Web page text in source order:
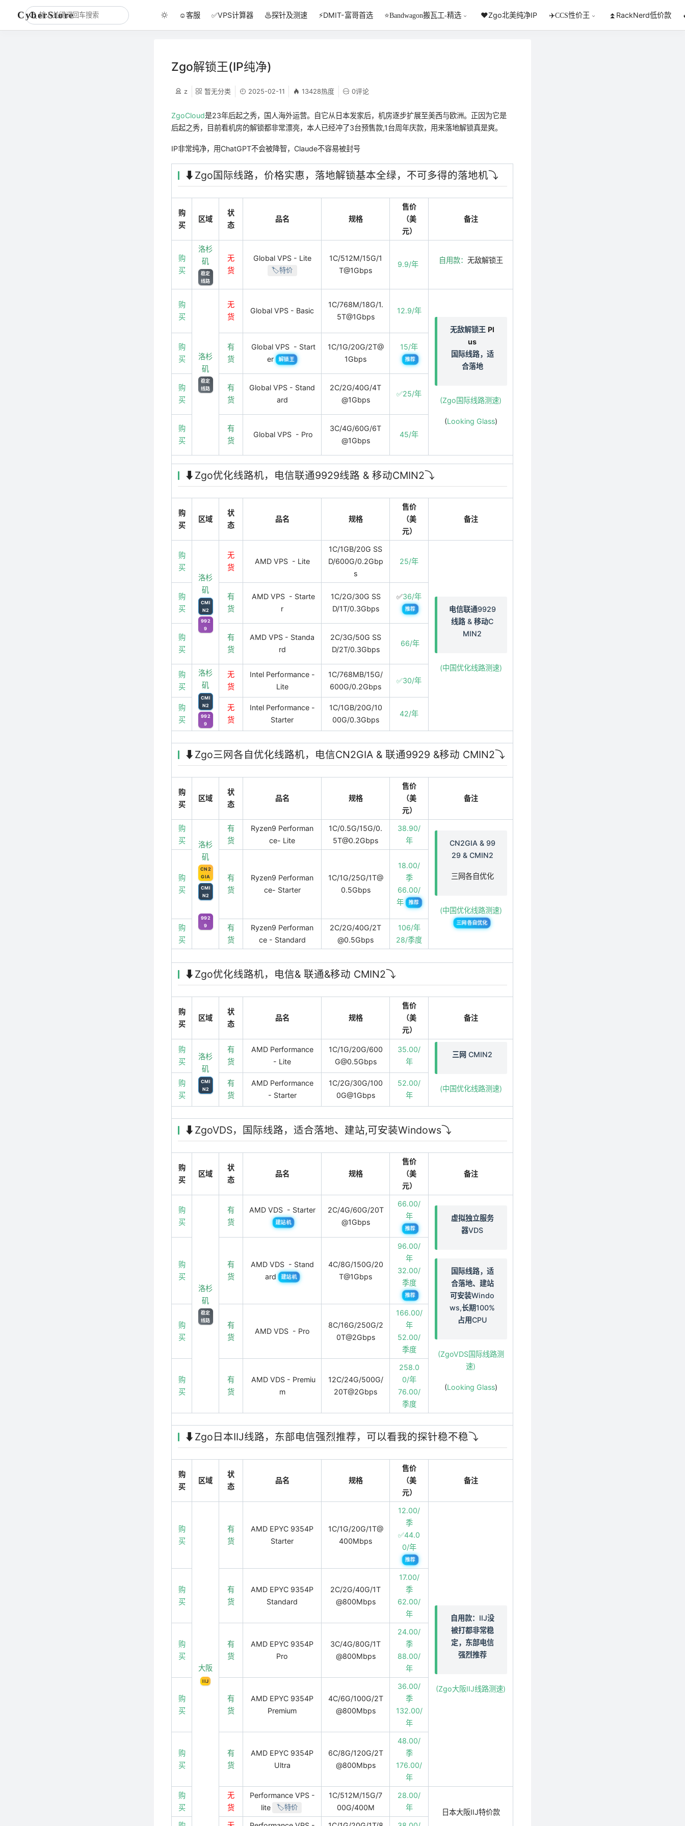
CyberStore ☺️客服 ✅VPS计算器 ♨️探针及测速 ⚡DMIT-富哥首选 ⭐Bandwagon搬瓦工-精选 ❤️Zgo北美纯净IP ✈️CCS性价王 ⏫RackNerd低价款
Zgo解锁王(IP纯净)
z 暂无分类 2025-02-11 13428热度 0评论
ZgoCloud是23年后起之秀，国人海外运营。自它从日本发家后，机房逐步扩展至美西与欧洲。正因为它是
后起之秀，目前看机房的解锁都非常漂亮，本人已经冲了3台预售款,1台周年庆款，用来落地解锁真是爽。
IP非常纯净，用ChatGPT不会被降智，Claude不容易被封号
⬇️Zgo国际线路，价格实惠，落地解锁基本全绿，不可多得的落地机⤵️
购
买
区域
状
态
品名 规格
售价
（美
元）
备注
购
买
洛杉
矶
稳定
线路
无
货
Global VPS - Lite
🏷️特价
1C/512M/15G/1
T@1Gbps
9.9/年 自用款： 无敌解锁王
购
买
洛杉
矶
稳定
线路
无
货
Global VPS - Basic
1C/768M/18G/1.
5T@1Gbps
12.9/年
无敌解锁王 Pl
us
国际线路，适
合落地
(Zgo国际线路测速)
(Looking Glass)
购
买
有
货
Global VPS - Start
er
解锁王
1C/1G/20G/2T@
1Gbps
15/年
推荐
购
买
有
货
Global VPS - Stand
ard
2C/2G/40G/4T
@1Gbps
✅25/年
购
买
有
货
Global VPS - Pro
3C/4G/60G/6T
@1Gbps
45/年
⬇️Zgo优化线路机，电信联通9929线路 & 移动CMIN2⤵️
购
买
区域
状
态
品名 规格
售价
（美
元）
备注
购
买
洛杉
矶
CMI
N2
992
9
无
货
AMD VPS - Lite
1C/1GB/20G SS
D/600G/0.2Gbp
s
25/年
电信联通9929
线路 & 移动C
MIN2
(中国优化线路测速)
购
买
有
货
AMD VPS - Starte
r
1C/2G/30G SS
D/1T/0.3Gbps
✅36/年
推荐
购
买
有
货
AMD VPS - Standa
rd
2C/3G/50G SS
D/2T/0.3Gbps
66/年
购
买
洛杉
矶
CMI
N2
992
9
无
货
Intel Performance -
Lite
1C/768MB/15G/
600G/0.2Gbps
✅30/年
购
买
无
货
Intel Performance -
Starter
1C/1GB/20G/10
00G/0.3Gbps
42/年
⬇️Zgo三网各自优化线路机，电信CN2GIA & 联通9929 &移动 CMIN2⤵️
购
买
区域
状
态
品名 规格
售价
（美
元）
备注
购
买
洛杉
矶
CN2
GIA
CMI
N2
992
9
有
货
Ryzen9 Performan
ce- Lite
1C/0.5G/15G/0.
5T@0.2Gbps
38.90/
年
CN2GIA & 99
29 & CMIN2
三网各自优化
(中国优化线路测速)
三网各自优化
购
买
有
货
Ryzen9 Performan
ce- Starter
1C/1G/25G/1T@
0.5Gbps
18.00/
季
66.00/
年
推荐
购
买
有
货
Ryzen9 Performan
ce - Standard
2C/2G/40G/2T
@0.5Gbps
106/年
28/季度
⬇️Zgo优化线路机，电信& 联通&移动 CMIN2⤵️
购
买
区域
状
态
品名 规格
售价
（美
元）
备注
购
买
洛杉
矶
CMI
N2
有
货
AMD Performance
- Lite
1C/1G/20G/600
G@0.5Gbps
35.00/
年
三网 CMIN2
(中国优化线路测速)
购
买
有
货
AMD Performance
- Starter
1C/2G/30G/100
0G@1Gbps
52.00/
年
⬇️ZgoVDS，国际线路，适合落地、建站,可安装Windows⤵️
购
买
区域
状
态
品名 规格
售价
（美
元）
备注
购
买
洛杉
矶
稳定
线路
有
货
AMD VDS - Starter
建站机
2C/4G/60G/20T
@1Gbps
66.00/
年
推荐
虚拟独立服务
器VDS
国际线路，适
合落地、建站
可安装Windo
ws,长期100%
占用CPU
(ZgoVDS国际线路测
速)
(Looking Glass)
购
买
有
货
AMD VDS - Stand
ard
建站机
4C/8G/150G/20
T@1Gbps
96.00/
年
32.00/
季度
推荐
购
买
有
货
AMD VDS - Pro
8C/16G/250G/2
0T@2Gbps
166.00/
年
52.00/
季度
购
买
有
货
AMD VDS - Premiu
m
12C/24G/500G/
20T@2Gbps
258.0
0/年
76.00/
季度
⬇️Zgo日本IIJ线路，东部电信强烈推荐，可以看我的探针稳不稳⤵️
购
买
区域
状
态
品名 规格
售价
（美
元）
备注
购
买
大阪
IIJ
有
货
AMD EPYC 9354P
Starter
1C/1G/20G/1T@
400Mbps
12.00/
季
✅44.0
0/年
推荐
自用款：IIJ没
被打都非常稳
定，东部电信
强烈推荐
(Zgo大阪IIJ线路测速)
购
买
有
货
AMD EPYC 9354P
Standard
2C/2G/40G/1T
@800Mbps
17.00/
季
62.00/
年
购
买
有
货
AMD EPYC 9354P
Pro
3C/4G/80G/1T
@800Mbps
24.00/
季
88.00/
年
购
买
有
货
AMD EPYC 9354P
Premium
4C/6G/100G/2T
@800Mbps
36.00/
季
132.00/
年
购
买
有
货
AMD EPYC 9354P
Ultra
6C/8G/120G/2T
@800Mbps
48.00/
季
176.00/
年
购
买
无
货
Performance VPS -
lite
🏷️特价
1C/512M/15G/7
00G/400M
28.00/
年
日本大阪IIJ特价款